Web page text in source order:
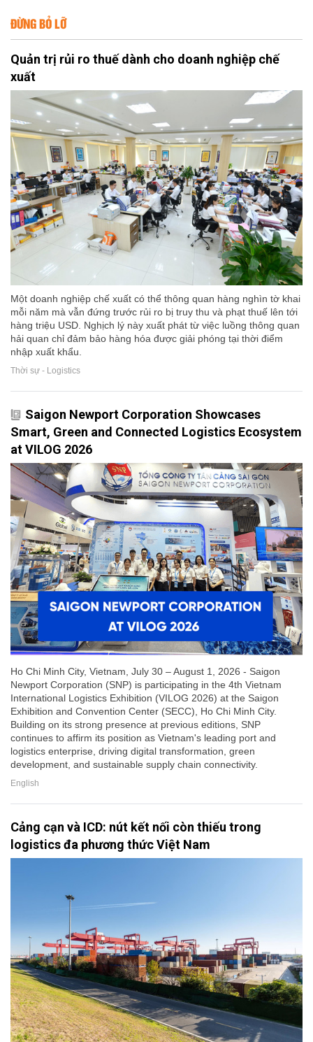
ĐỪNG BỎ LỠ
Quản trị rủi ro thuế dành cho doanh nghiệp chế
xuất
Một doanh nghiệp chế xuất có thể thông quan hàng nghìn tờ khai
mỗi năm mà vẫn đứng trước rủi ro bị truy thu và phạt thuế lên tới
hàng triệu USD. Nghịch lý này xuất phát từ việc luồng thông quan
hải quan chỉ đảm bảo hàng hóa được giải phóng tại thời điểm
nhập xuất khẩu.
Thời sự - Logistics
Saigon Newport Corporation Showcases
Smart, Green and Connected Logistics Ecosystem
at VILOG 2026
Ho Chi Minh City, Vietnam, July 30 – August 1, 2026 - Saigon
Newport Corporation (SNP) is participating in the 4th Vietnam
International Logistics Exhibition (VILOG 2026) at the Saigon
Exhibition and Convention Center (SECC), Ho Chi Minh City.
Building on its strong presence at previous editions, SNP
continues to affirm its position as Vietnam's leading port and
logistics enterprise, driving digital transformation, green
development, and sustainable supply chain connectivity.
English
Cảng cạn và ICD: nút kết nối còn thiếu trong
logistics đa phương thức Việt Nam